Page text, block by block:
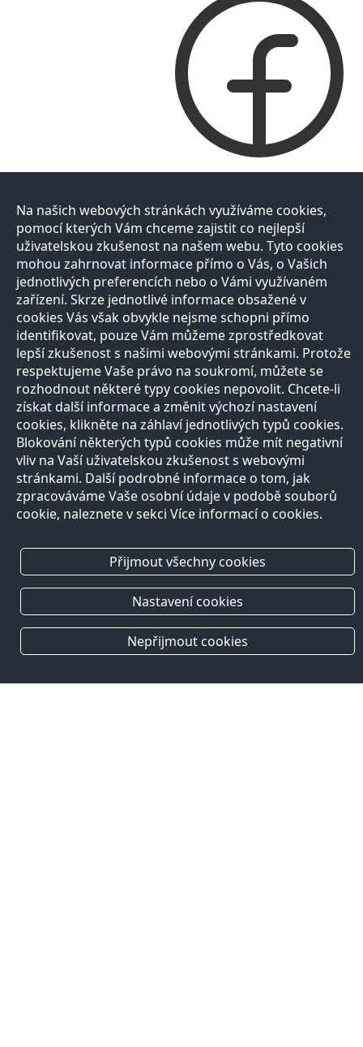
Na našich webových stránkách využíváme cookies,
pomocí kterých Vám chceme zajistit co nejlepší
uživatelskou zkušenost na našem webu. Tyto cookies
mohou zahrnovat informace přímo o Vás, o Vašich
jednotlivých preferencích nebo o Vámi využívaném
zařízení. Skrze jednotlivé informace obsažené v
cookies Vás však obvykle nejsme schopni přímo
identifikovat, pouze Vám můžeme zprostředkovat
lepší zkušenost s našimi webovými stránkami. Protože
respektujeme Vaše právo na soukromí, můžete se
rozhodnout některé typy cookies nepovolit. Chcete-li
získat další informace a změnit výchozí nastavení
cookies, klikněte na záhlaví jednotlivých typů cookies.
Blokování některých typů cookies může mít negativní
vliv na Vaší uživatelskou zkušenost s webovými
stránkami. Další podrobné informace o tom, jak
zpracováváme Vaše osobní údaje v podobě souborů
cookie, naleznete v sekci Více informací o cookies.
Přijmout všechny cookies
Nastavení cookies
Nepřijmout cookies